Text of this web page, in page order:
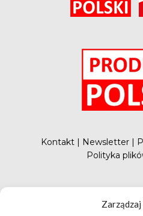
Zarządzaj
Kontakt Newsletter
Polityka